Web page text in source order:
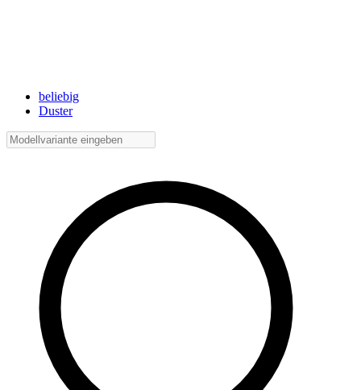
beliebig
Duster